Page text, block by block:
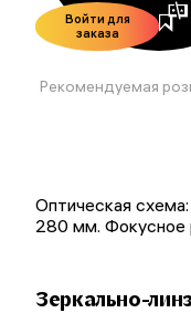
Войти для
заказа
Рекомендуемая
Оптическая
280 мм. Фокусное
Зеркально-